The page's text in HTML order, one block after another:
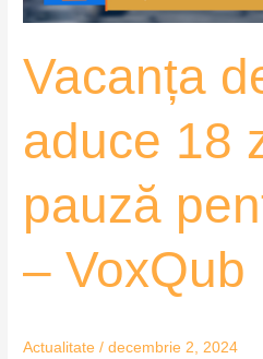
Vacanța
aduce 18
pauză
– VoxQub
Actualitate /decembrie 2, 2024
pentru
–
VoxQub